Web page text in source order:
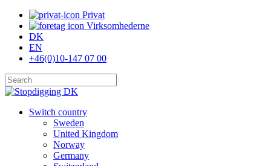
Skip
main
content
Privat
Virksomhederne
DK
EN
+46(0)10-147 07 00
Close
search
Menu
Switch country
Sweden
United Kingdom
Norway
Germany